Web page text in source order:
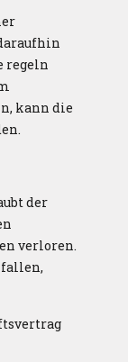
regeln
kann die
der
verloren.